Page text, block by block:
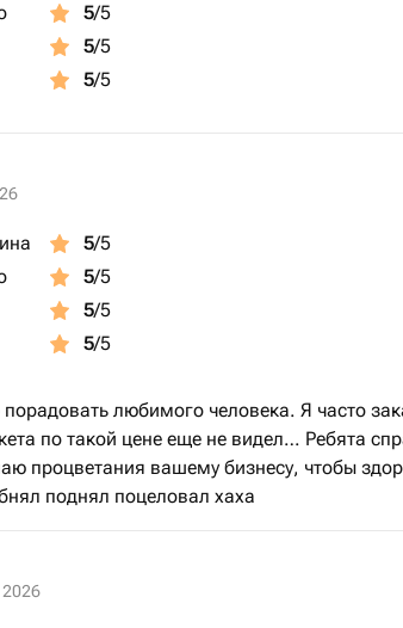
5/5
5/5
5/5
5/5
5/5
5/5
5/5
любимого человека. Я часто
по такой цене еще не видел… Ребята
процветания вашему бизнесу, чтобы
поднял поцеловал хаха